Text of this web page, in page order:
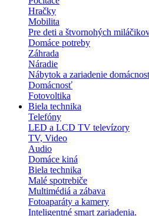
Hračky
Mobilita
Pre deti a štvornohých
Domáce potreby
Záhrada
Náradie
Nábytok a zariadenie
Domácnosť
Fotovoltika
Biela technika
Telefóny
LED a LCD TV televízory
TV, Video
Audio
Domáce kiná
Biela technika
Malé spotrebiče
Multimédiá a zábava
Fotoaparáty a kamery
Inteligentné smart zariadenia.